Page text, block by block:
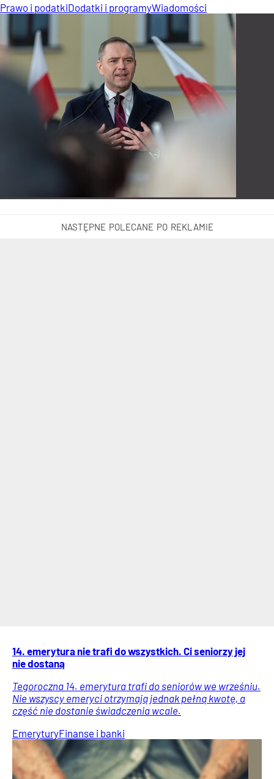
Prawo i podatkiDodatki i programyWiadomości
14. emerytura nie trafi do wszystkich. Ci seniorzy jej
nie dostaną
Tegoroczna 14. emerytura trafi do seniorów we wrześniu.
Nie wszyscy emeryci otrzymają jednak pełną kwotę, a
część nie dostanie świadczenia wcale.
EmeryturyFinanse i banki